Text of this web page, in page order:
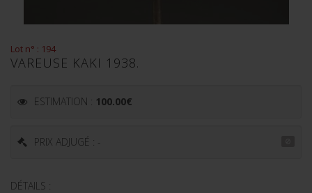
Lot n° : 194
VAREUSE KAKI 1938.
ESTIMATION : 100.00€
PRIX ADJUGÉ : -
DÉTAILS :